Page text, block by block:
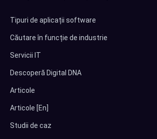
Tipuri de aplicații software
Căutare în funcție de industrie
Servicii IT
Descoperă Digital DNA
Articole
Articole [En]
Studii de caz